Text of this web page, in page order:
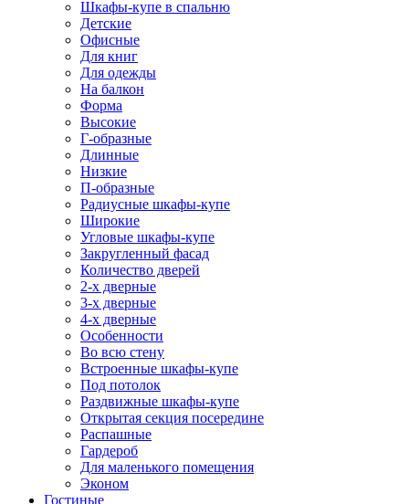
Шкафы-купе в спальню
Детские
Офисные
Для книг
Для одежды
На балкон
Форма
Высокие
Г-образные
Длинные
Низкие
П-образные
Радиусные шкафы-купе
Широкие
Угловые шкафы-купе
Закругленный фасад
Количество дверей
2-х дверные
3-х дверные
4-х дверные
Особенности
Во всю стену
Встроенные шкафы-купе
Под потолок
Раздвижные шкафы-купе
Открытая секция посередине
Распашные
Гардероб
Для маленького помещения
Эконом
Гостиные